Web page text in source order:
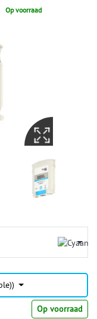
Op voorraad
Op voorraad